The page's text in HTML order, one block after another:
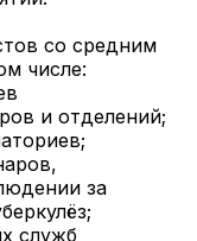
со средним
числе:
и отделений;
за
служб